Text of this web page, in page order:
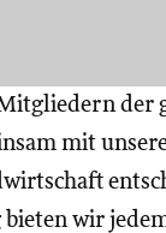
der
mit
wir